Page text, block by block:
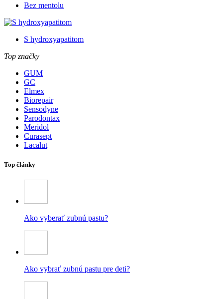
Bez mentolu
S hydroxyapatitom
Top značky
GUM
GC
Elmex
Biorepair
Sensodyne
Parodontax
Meridol
Curasept
Lacalut
Top články
Ako vyberať zubnú pastu?
Ako vybrať zubnú pastu pre deti?